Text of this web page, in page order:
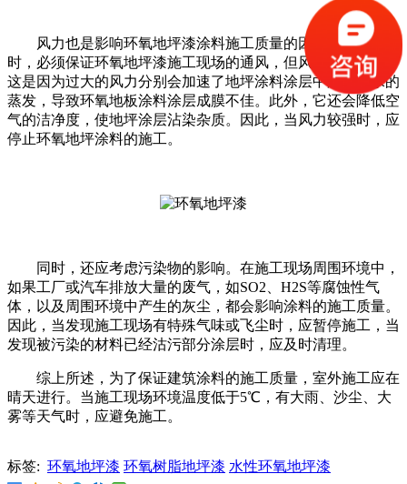
风力也是影响环氧地坪漆涂料施工质量的因素之一。施工
时，必须保证环氧地坪漆施工现场的通风，但风力不能太大。
这是因为过大的风力分别会加速了地坪涂料涂层中溶剂和水的
蒸发，导致环氧地板涂料涂层成膜不佳。此外，它还会降低空
气的洁净度，使地坪涂层沾染杂质。因此，当风力较强时，应
停止环氧地坪涂料的施工。
同时，还应考虑污染物的影响。在施工现场周围环境中，
如果工厂或汽车排放大量的废气，如SO2、H2S等腐蚀性气
体，以及周围环境中产生的灰尘，都会影响涂料的施工质量。
因此，当发现施工现场有特殊气味或飞尘时，应暂停施工，当
发现被污染的材料已经沽污部分涂层时，应及时清理。
综上所述，为了保证建筑涂料的施工质量，室外施工应在
晴天进行。当施工现场环境温度低于5℃，有大雨、沙尘、大
雾等天气时，应避免施工。
标签: 环氧地坪漆 环氧树脂地坪漆 水性环氧地坪漆